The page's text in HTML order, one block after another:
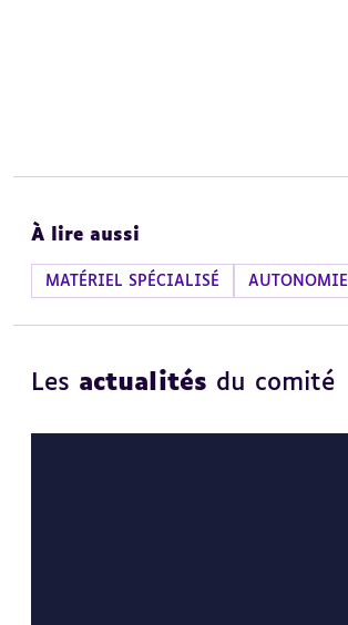
À lire aussi
MATÉRIEL SPÉCIALISÉ AUTONOMIE
Les actualités du comité